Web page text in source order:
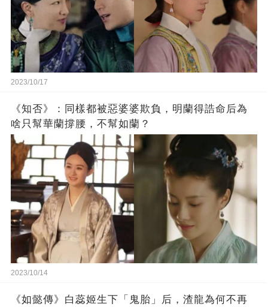
2023/10/17
《知否》：同樣都被惡婆婆欺負，明蘭得誥命后為
啥只幫華蘭撐腰，不幫如蘭？
2023/10/14
《如懿傳》白蕊姬生下「鬼胎」后，渣龍為何不再